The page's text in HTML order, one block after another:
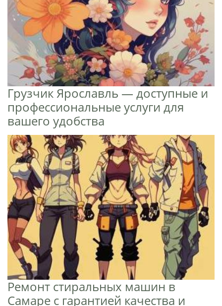
Грузчик Ярославль — доступные и
профессиональные услуги для
вашего удобства
Ремонт стиральных машин в
Самаре с гарантией качества и